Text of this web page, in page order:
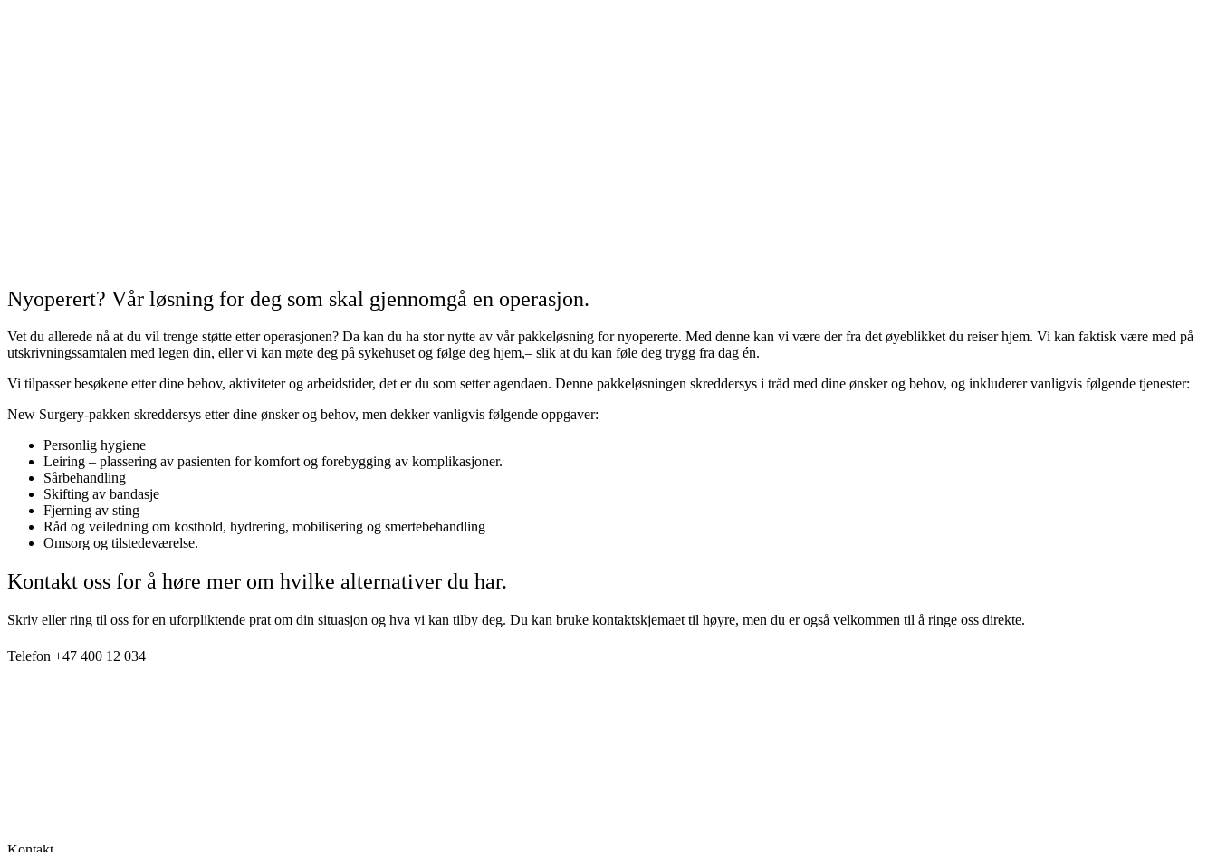
Nyoperert? Vår løsning for deg som skal gjennomgå en operasjon.
Vet du allerede nå at du vil trenge støtte etter operasjonen? Da kan du ha stor nytte av vår pakkeløsning for nyopererte. Med denne kan vi være der fra det øyeblikket du reiser hjem. Vi kan faktisk være med på
utskrivningssamtalen med legen din, eller vi kan møte deg på sykehuset og følge deg hjem,– slik at du kan føle deg trygg fra dag én.
Vi tilpasser besøkene etter dine behov, aktiviteter og arbeidstider, det er du som setter agendaen. Denne pakkeløsningen skreddersys i tråd med dine ønsker og behov, og inkluderer vanligvis følgende tjenester:
New Surgery-pakken skreddersys etter dine ønsker og behov, men dekker vanligvis følgende oppgaver:
Personlig hygiene
Leiring – plassering av pasienten for komfort og forebygging av komplikasjoner.
Sårbehandling
Skifting av bandasje
Fjerning av sting
Råd og veiledning om kosthold, hydrering, mobilisering og smertebehandling
Omsorg og tilstedeværelse.
Kontakt oss for å høre mer om hvilke alternativer du har.
Skriv eller ring til oss for en uforpliktende prat om din situasjon og hva vi kan tilby deg. Du kan bruke kontaktskjemaet til høyre, men du er også velkommen til å ringe oss direkte.
Telefon +47 400 12 034